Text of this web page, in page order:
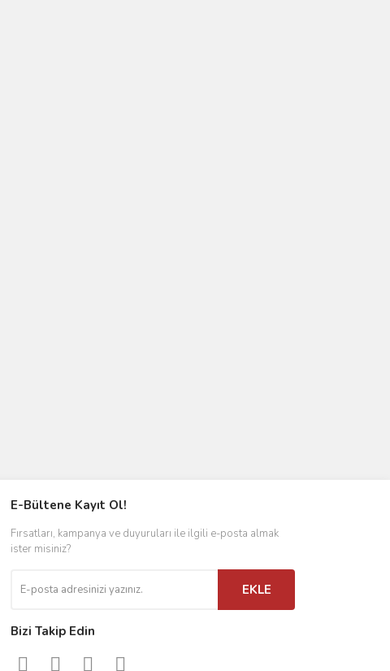
E-Bültene Kayıt Ol!
Fırsatları, kampanya ve duyuruları ile ilgili e-posta almak
ister misiniz?
EKLE
Bizi Takip Edin